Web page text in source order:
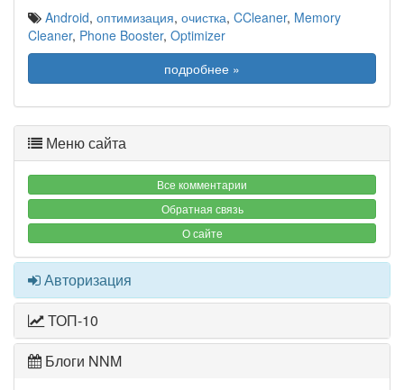
Android, оптимизация, очистка, CCleaner, Memory
Cleaner, Phone Booster, Optimizer
подробнее »
Меню сайта
Все комментарии
Обратная связь
О сайте
Авторизация
ТОП-10
Блоги NNM